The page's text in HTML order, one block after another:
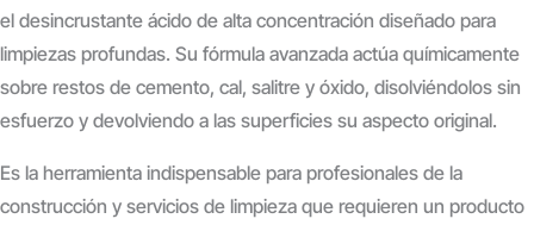
el desincrustante ácido de alta concentración diseñado para
limpiezas profundas. Su fórmula avanzada actúa químicamente
sobre restos de cemento, cal, salitre y óxido, disolviéndolos sin
esfuerzo y devolviendo a las superficies su aspecto original.
Es la herramienta indispensable para profesionales de la
construcción y servicios de limpieza que requieren un producto